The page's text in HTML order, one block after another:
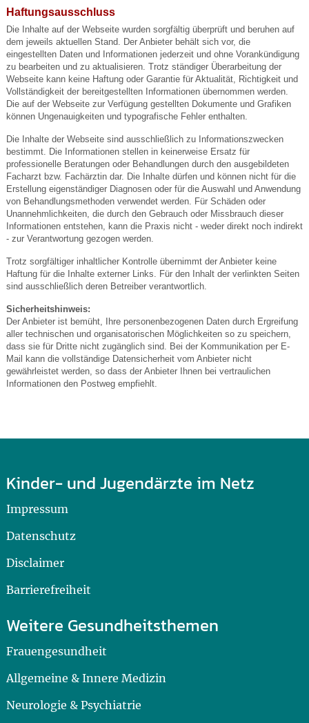
Haftungsausschluss
Die Inhalte auf der Webseite wurden sorgfältig überprüft und beruhen auf
dem jeweils aktuellen Stand. Der Anbieter behält sich vor, die
eingestellten Daten und Informationen jederzeit und ohne Vorankündigung
zu bearbeiten und zu aktualisieren. Trotz ständiger Überarbeitung der
Webseite kann keine Haftung oder Garantie für Aktualität, Richtigkeit und
Vollständigkeit der bereitgestellten Informationen übernommen werden.
Die auf der Webseite zur Verfügung gestellten Dokumente und Grafiken
können Ungenauigkeiten und typografische Fehler enthalten.
Die Inhalte der Webseite sind ausschließlich zu Informationszwecken
bestimmt. Die Informationen stellen in keinerweise Ersatz für
professionelle Beratungen oder Behandlungen durch den ausgebildeten
Facharzt bzw. Fachärztin dar. Die Inhalte dürfen und können nicht für die
Erstellung eigenständiger Diagnosen oder für die Auswahl und Anwendung
von Behandlungsmethoden verwendet werden. Für Schäden oder
Unannehmlichkeiten, die durch den Gebrauch oder Missbrauch dieser
Informationen entstehen, kann die Praxis nicht - weder direkt noch indirekt
- zur Verantwortung gezogen werden.
Trotz sorgfältiger inhaltlicher Kontrolle übernimmt der Anbieter keine
Haftung für die Inhalte externer Links. Für den Inhalt der verlinkten Seiten
sind ausschließlich deren Betreiber verantwortlich.
Sicherheitshinweis:
Der Anbieter ist bemüht, Ihre personenbezogenen Daten durch Ergreifung
aller technischen und organisatorischen Möglichkeiten so zu speichern,
dass sie für Dritte nicht zugänglich sind. Bei der Kommunikation per E-
Mail kann die vollständige Datensicherheit vom Anbieter nicht
gewährleistet werden, so dass der Anbieter Ihnen bei vertraulichen
Informationen den Postweg empfiehlt.
Kinder- und Jugendärzte im Netz
Impressum
Datenschutz
Disclaimer
Barrierefreiheit
Weitere Gesundheitsthemen
Frauengesundheit
Allgemeine & Innere Medizin
Neurologie & Psychiatrie